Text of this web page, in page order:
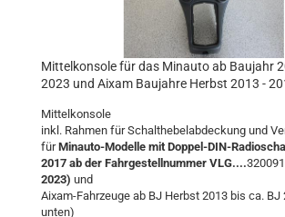
Mittelkonsole für das Minauto ab Baujahr
2023 und Aixam Baujahre Herbst 2013 -
Mittelkonsole
inkl. Rahmen für Schalthebelabdeckung und
fürMinauto-Modelle mit Doppel-DIN-
2017 ab der Fahrgestellnummer VLG....
2023) und
Aixam-Fahrzeuge ab BJ Herbst 2013 bis ca. BJ
unten)